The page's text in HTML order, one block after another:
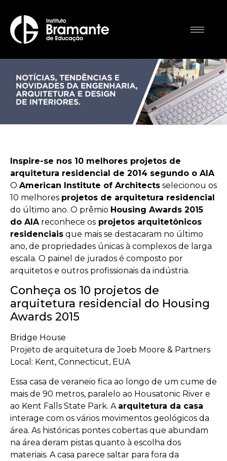
Inspire-se nos 10 melhores projetos de
arquitetura residencial de 2014 segundo o AIA
O American Institute of Architects selecionou os
10 melhores projetos de arquitetura residencial
do último ano. O prêmio Housing Awards 2015
do AIAreconhece os projetos arquitetônicos
residenciais que mais se destacaram no último
ano, de propriedades únicas à complexos de larga
escala. O painel de jurados é composto por
arquitetos e outros profissionais da indústria.
Conheça os 10 projetos de
arquitetura residencial do Housing
Awards 2015
Bridge House
Projeto de arquitetura de Joeb Moore & Partners
Local: Kent, Connecticut, EUA
Essa casa de veraneio fica ao longo de um cume de
mais de 90 metros, paralelo ao Housatonic River e
ao Kent Falls State Park. A arquitetura da casa
interage com os vários movimentos geológicos da
área. As históricas pontes cobertas que abundam
na área deram pistas quanto à escolha dos
materiais. A casa parece saltar para fora da